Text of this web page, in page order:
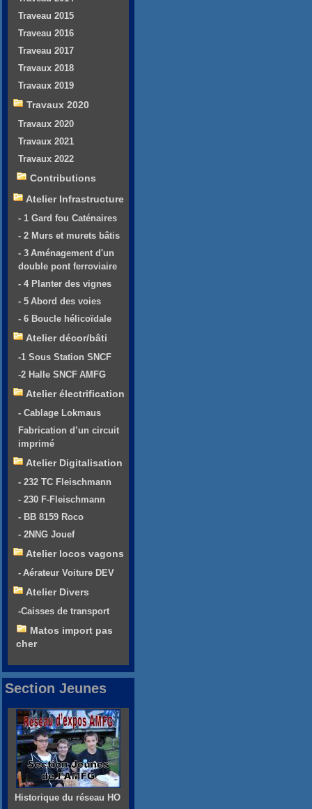
Traveau 2015
Traveau 2016
Traveau 2017
Travaux 2018
Travaux 2019
Travaux 2020
Travaux 2020
Travaux 2021
Travaux 2022
Contributions
Atelier Infrastructure
- 1 Gard fou Caténaires
- 2 Murs et murets bâtis
- 3 Aménagement d'un
double pont ferroviaire
- 4 Planter des vignes
- 5 Abord des voies
- 6 Boucle hélicoïdale
Atelier décor/bâti
-1 Sous Station SNCF
-2 Halle SNCF AMFG
Atelier électrification
- Cablage Lokmaus
Fabrication d’un circuit
imprimé
Atelier Digitalisation
- 232 TC Fleischmann
- 230 F-Fleischmann
- BB 8159 Roco
- 2NNG Jouef
Atelier locos vagons
- Aérateur Voiture DEV
Atelier Divers
-Caisses de transport
Matos import pas
cher
Section Jeunes
Historique du réseau HO